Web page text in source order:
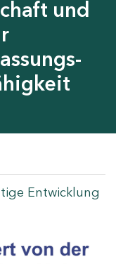
und
Entwicklung